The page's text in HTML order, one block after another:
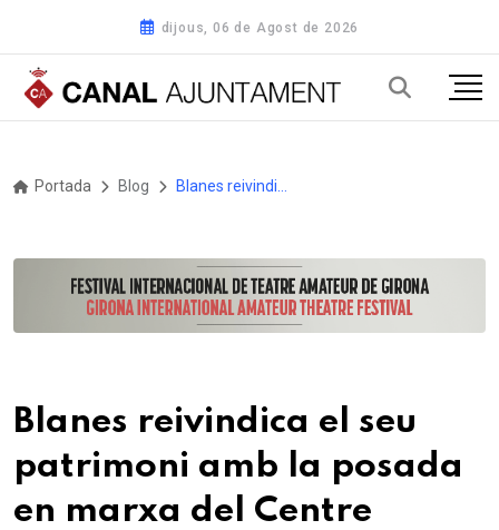
dijous, 06 de Agost de 2026
Portada Blog
Blanes reivindica el seu
patrimoni amb la posada
en marxa del Centre